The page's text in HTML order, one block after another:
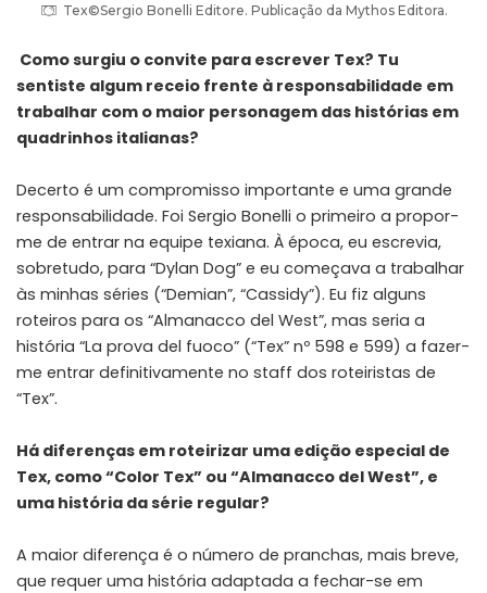
Tex©Sergio Bonelli Editore. Publicação da Mythos Editora.
Como surgiu o convite para escrever Tex? Tu
sentiste algum receio frente à responsabilidade em
trabalhar com o maior personagem das histórias em
quadrinhos italianas?
Decerto é um compromisso importante e uma grande
responsabilidade. Foi Sergio Bonelli o primeiro a propor-
me de entrar na equipe texiana. À época, eu escrevia,
sobretudo, para “Dylan Dog” e eu começava a trabalhar
às minhas séries (“Demian”, “Cassidy”). Eu fiz alguns
roteiros para os “Almanacco del West”, mas seria a
história “La prova del fuoco” (“Tex” nº 598 e 599) a fazer-
me entrar definitivamente no staff dos roteiristas de
“Tex”.
Há diferenças em roteirizar uma edição especial de
Tex, como “Color Tex” ou “Almanacco del West”, e
uma história da série regular?
A maior diferença é o número de pranchas, mais breve,
que requer uma história adaptada a fechar-se em